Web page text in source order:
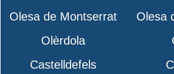
Olesa de Montserrat
Olesa
Olèrdola
Castelldefels